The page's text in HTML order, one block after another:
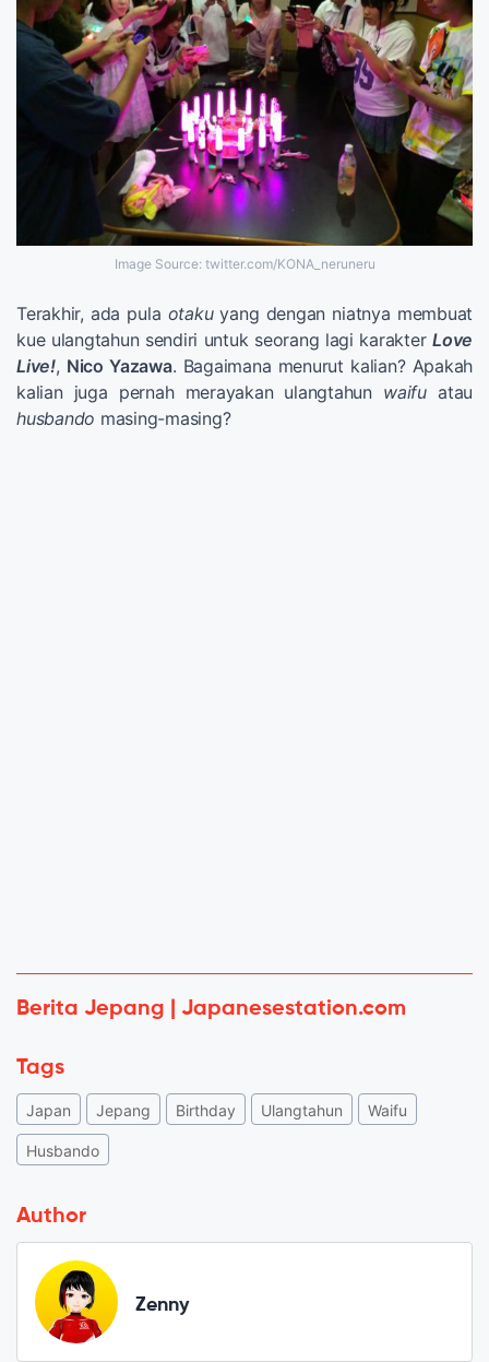
Image Source: twitter.com/KONA_neruneru
Terakhir, ada pula otakuyang dengan niatnya membuat
kue ulangtahun sendiri untuk seorang lagi karakter Love
Live!, Nico Yazawa. Bagaimana menurut kalian? Apakah
kalian juga pernah merayakan ulangtahun waifuatau
husbando masing-masing?
Berita Jepang | Japanesestation.com
Tags
Japan Jepang Birthday Ulangtahun Waifu
Husbando
Author
Zenny